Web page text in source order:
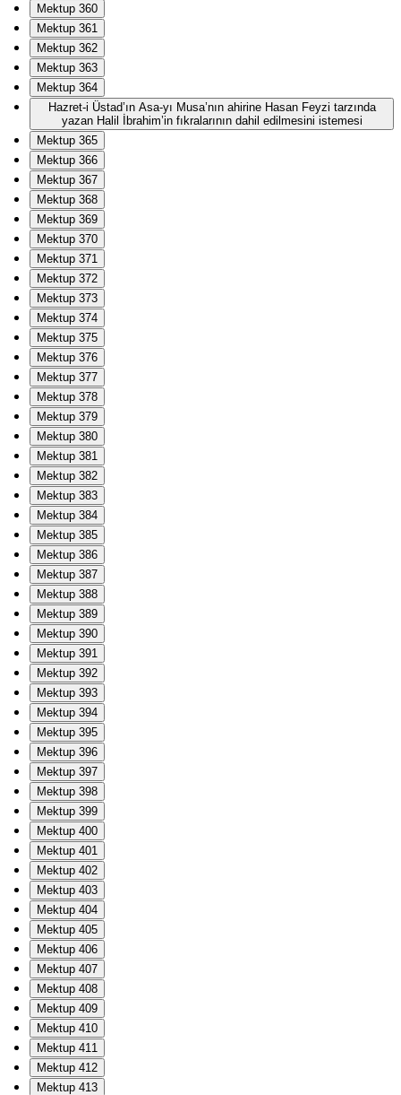
Mektup 360
Mektup 361
Mektup 362
Mektup 363
Mektup 364
Hazret-i Üstad’ın Asa-yı Musa’nın ahirine Hasan Feyzi tarzında
yazan Halil İbrahim’in fıkralarının dahil edilmesini istemesi
Mektup 365
Mektup 366
Mektup 367
Mektup 368
Mektup 369
Mektup 370
Mektup 371
Mektup 372
Mektup 373
Mektup 374
Mektup 375
Mektup 376
Mektup 377
Mektup 378
Mektup 379
Mektup 380
Mektup 381
Mektup 382
Mektup 383
Mektup 384
Mektup 385
Mektup 386
Mektup 387
Mektup 388
Mektup 389
Mektup 390
Mektup 391
Mektup 392
Mektup 393
Mektup 394
Mektup 395
Mektup 396
Mektup 397
Mektup 398
Mektup 399
Mektup 400
Mektup 401
Mektup 402
Mektup 403
Mektup 404
Mektup 405
Mektup 406
Mektup 407
Mektup 408
Mektup 409
Mektup 410
Mektup 411
Mektup 412
Mektup 413